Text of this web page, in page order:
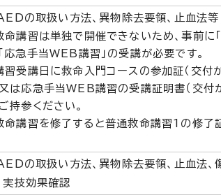
の取扱い方法、異物除去要領、止血法等
命講習は単独で開催できないため、事前に
応急手当WEB講習」の受講が必要です。
習受講日に救命入門コースの参加証（交付
又は応急手当WEB講習の受講証明書（交付
持参ください。
命講習を修了すると普通救命講習1の修了
の取扱い方法、異物除去要領、止血法、
実技効果確認